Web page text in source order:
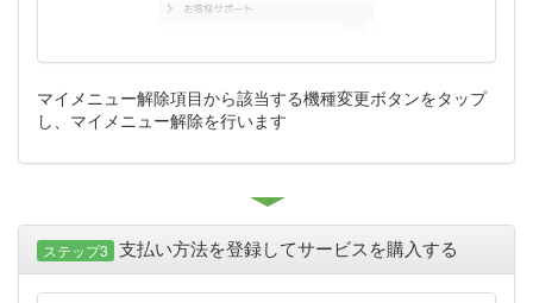
マイメニュー解除項目から該当する機種変更ボタンをタップ
し、マイメニュー解除を行います
ステップ3 支払い方法を登録してサービスを購入する